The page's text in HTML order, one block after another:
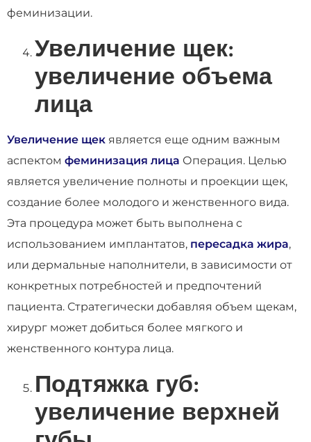
феминизации.
Увеличение щек:
увеличение объема
лица
Увеличение щек является еще одним важным
аспектом феминизация лица Операция. Целью
является увеличение полноты и проекции щек,
создание более молодого и женственного вида.
Эта процедура может быть выполнена с
использованием имплантатов, пересадка жира,
или дермальные наполнители, в зависимости от
конкретных потребностей и предпочтений
пациента. Стратегически добавляя объем щекам,
хирург может добиться более мягкого и
женственного контура лица.
Подтяжка губ:
увеличение верхней